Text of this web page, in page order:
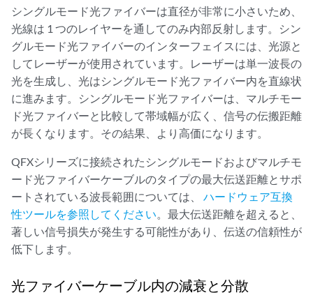
シングルモード光ファイバーは直径が非常に小さいため、
光線は 1 つのレイヤーを通してのみ内部反射します。シン
グルモード光ファイバーのインターフェイスには、光源と
してレーザーが使用されています。レーザーは単一波長の
光を生成し、光はシングルモード光ファイバー内を直線状
に進みます。シングルモード光ファイバーは、マルチモー
ド光ファイバーと比較して帯域幅が広く、信号の伝搬距離
が長くなります。その結果、より高価になります。
QFXシリーズに接続されたシングルモードおよびマルチモ
ード光ファイバーケーブルのタイプの最大伝送距離とサポ
ートされている波長範囲については、 ハードウェア互換
性ツールを参照してください。最大伝送距離を超えると、
著しい信号損失が発生する可能性があり、伝送の信頼性が
低下します。
光ファイバーケーブル内の減衰と分散